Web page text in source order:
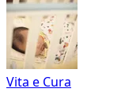
Vita e Cura